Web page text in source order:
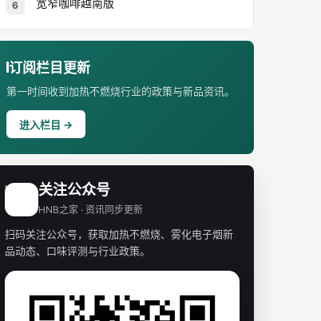
6 宽窄咖啡越南版
订阅栏目更新
第一时间收到加热不燃烧行业的政策与新品资讯。
进入栏目 →
H 关注公众号
HNB之家 · 资讯同步更新
扫码关注公众号，获取加热不燃烧、雾化电子烟新
品动态、口味评测与行业政策。